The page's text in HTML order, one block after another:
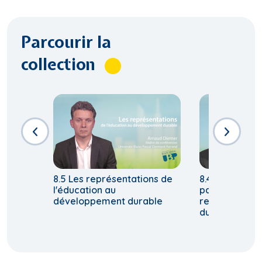
Parcourir la
collection
8.5 Les représentations de
l'éducation au
développement durable
8.4 Principes
parcours
relatif à un
durable